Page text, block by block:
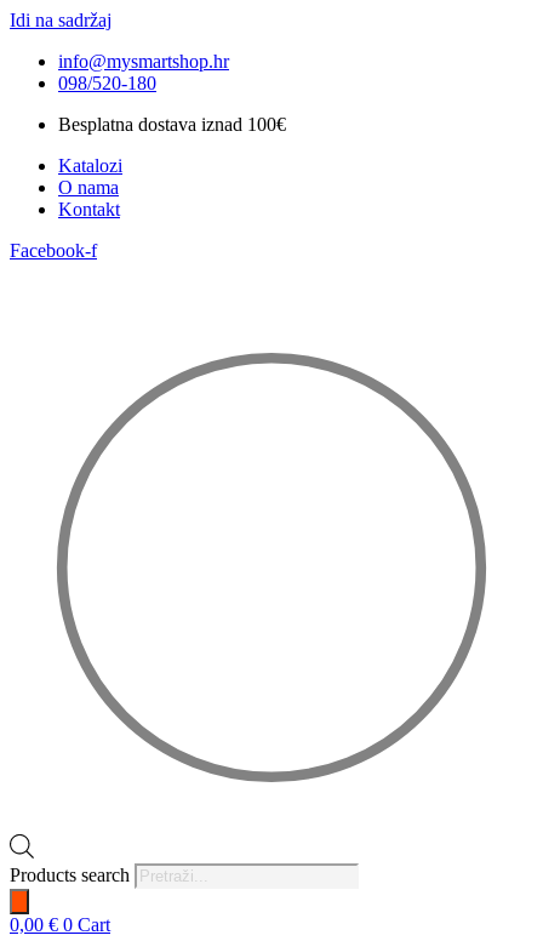
Idi na sadržaj
info@mysmartshop.hr
098/520-180
Besplatna dostava iznad 100€
Katalozi
O nama
Kontakt
Facebook-f
Products search
0,00 € 0 Cart